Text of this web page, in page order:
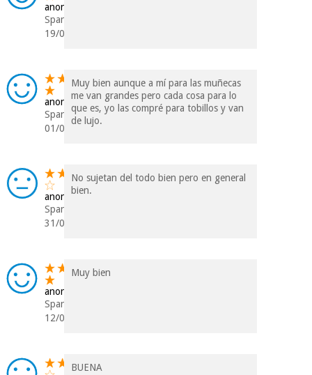
anonym
Spanien
19/05/2021
anonym
Spanien
01/02/2021
Muy bien aunque a mí para las muñecas
me van grandes pero cada cosa para lo
que es, yo las compré para tobillos y van
de lujo.
anonym
Spanien
31/03/2020
No sujetan del todo bien pero en general
bien.
anonym
Spanien
12/07/2019
Muy bien
BUENA